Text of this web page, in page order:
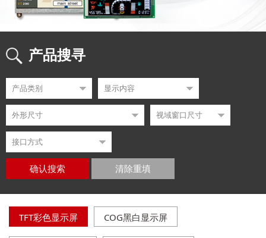
产品搜寻
确认搜索 清除重填
TFT彩色显示屏 COG黑白显示屏